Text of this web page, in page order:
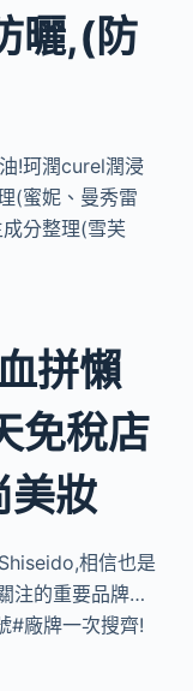
曬,(防
!珂潤curel潤浸
(蜜妮、曼秀雷
分整理(雪芙
拼懶
免稅店
美妝
相信也是
注的重要品牌…
#廠牌一次搜齊!